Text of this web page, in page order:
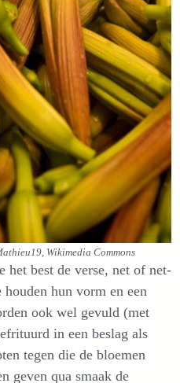
Wikimedia Commons
het best de verse, net of net-
hun vorm en een
ook wel gevuld (met
in een beslag als
tegen die de bloemen
geven qua smaak de